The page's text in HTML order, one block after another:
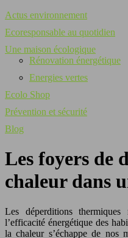
Actus environnement
Ecoresponsable au quotidien
Une maison écologique
Rénovation énergétique
Energies vertes
Ecolo Shop
Prévention et sécurité
Blog
Les foyers de
chaleur dans
Les déperditions thermiques représentent un défi majeur pour
l’efficacité énergétique des
la chaleur s’échappe de nos